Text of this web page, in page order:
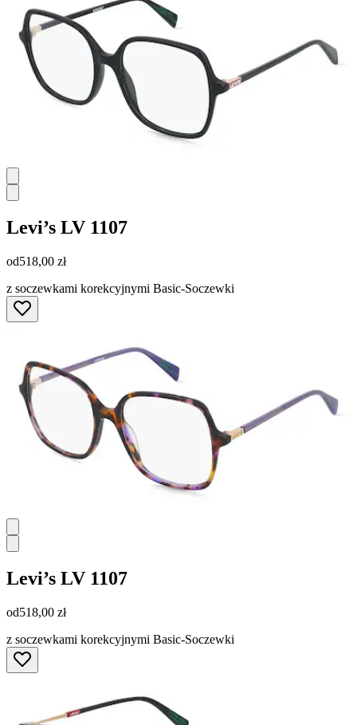
Levi’s LV 1107
od518,00 zł
z soczewkami korekcyjnymi Basic-Soczewki
Levi’s LV 1107
od518,00 zł
z soczewkami korekcyjnymi Basic-Soczewki